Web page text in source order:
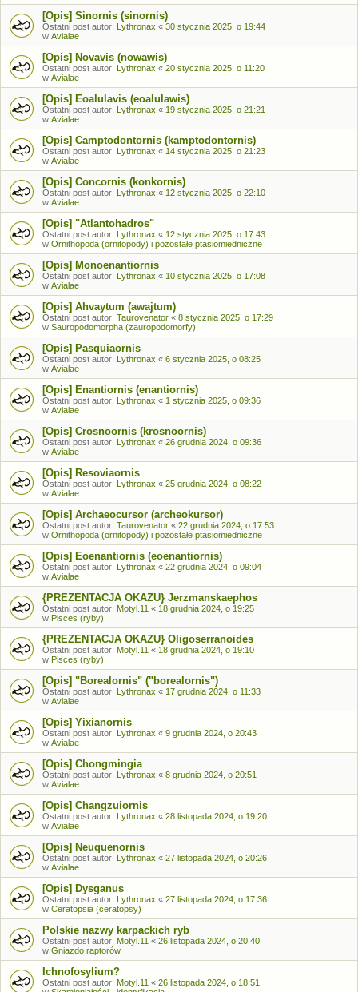
[Opis] Sinornis (sinornis)
Ostatni post autor: Lythronax « 30 stycznia 2025, o 19:44
w Avialae
[Opis] Novavis (nowawis)
Ostatni post autor: Lythronax « 20 stycznia 2025, o 11:20
w Avialae
[Opis] Eoalulavis (eoalulawis)
Ostatni post autor: Lythronax « 19 stycznia 2025, o 21:21
w Avialae
[Opis] Camptodontornis (kamptodontornis)
Ostatni post autor: Lythronax « 14 stycznia 2025, o 21:23
w Avialae
[Opis] Concornis (konkornis)
Ostatni post autor: Lythronax « 12 stycznia 2025, o 22:10
w Avialae
[Opis] "Atlantohadros"
Ostatni post autor: Lythronax « 12 stycznia 2025, o 17:43
w Ornithopoda (ornitopody) i pozostałe ptasiomiedniczne
[Opis] Monoenantiornis
Ostatni post autor: Lythronax « 10 stycznia 2025, o 17:08
w Avialae
[Opis] Ahvaytum (awajtum)
Ostatni post autor: Taurovenator « 8 stycznia 2025, o 17:29
w Sauropodomorpha (zauropodomorfy)
[Opis] Pasquiaornis
Ostatni post autor: Lythronax « 6 stycznia 2025, o 08:25
w Avialae
[Opis] Enantiornis (enantiornis)
Ostatni post autor: Lythronax « 1 stycznia 2025, o 09:36
w Avialae
[Opis] Crosnoornis (krosnoornis)
Ostatni post autor: Lythronax « 26 grudnia 2024, o 09:36
w Avialae
[Opis] Resoviaornis
Ostatni post autor: Lythronax « 25 grudnia 2024, o 08:22
w Avialae
[Opis] Archaeocursor (archeokursor)
Ostatni post autor: Taurovenator « 22 grudnia 2024, o 17:53
w Ornithopoda (ornitopody) i pozostałe ptasiomiedniczne
[Opis] Eoenantiornis (eoenantiornis)
Ostatni post autor: Lythronax « 22 grudnia 2024, o 09:04
w Avialae
{PREZENTACJA OKAZU} Jerzmanskaephos
Ostatni post autor: Motyl.11 « 18 grudnia 2024, o 19:25
w Pisces (ryby)
{PREZENTACJA OKAZU} Oligoserranoides
Ostatni post autor: Motyl.11 « 18 grudnia 2024, o 19:10
w Pisces (ryby)
[Opis] "Borealornis" ("borealornis")
Ostatni post autor: Lythronax « 17 grudnia 2024, o 11:33
w Avialae
[Opis] Yixianornis
Ostatni post autor: Lythronax « 9 grudnia 2024, o 20:43
w Avialae
[Opis] Chongmingia
Ostatni post autor: Lythronax « 8 grudnia 2024, o 20:51
w Avialae
[Opis] Changzuiornis
Ostatni post autor: Lythronax « 28 listopada 2024, o 19:20
w Avialae
[Opis] Neuquenornis
Ostatni post autor: Lythronax « 27 listopada 2024, o 20:26
w Avialae
[Opis] Dysganus
Ostatni post autor: Lythronax « 27 listopada 2024, o 17:36
w Ceratopsia (ceratopsy)
Polskie nazwy karpackich ryb
Ostatni post autor: Motyl.11 « 26 listopada 2024, o 20:40
w Gniazdo raptorów
Ichnofosylium?
Ostatni post autor: Motyl.11 « 26 listopada 2024, o 18:51